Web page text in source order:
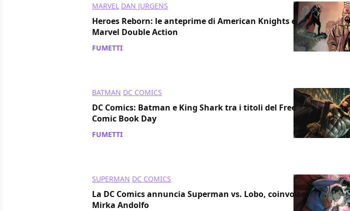
MARVEL DAN JURGENS
Heroes Reborn: le anteprime di American Knights e
Marvel Double Action
FUMETTI
BATMAN DC COMICS
DC Comics: Batman e King Shark tra i titoli del Free
Comic Book Day
FUMETTI
SUPERMAN DC COMICS
La DC Comics annuncia Superman vs. Lobo, coinvolta
Mirka Andolfo